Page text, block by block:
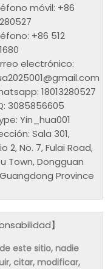
móvil: +86
+86 512
electrónico:
18013280527
3085856605
Yin_hua001
Sala 301,
2, No. 7, Fulai Road,
Town, Dongguan
Province
】
este sitio, nadie
citar, modificar,